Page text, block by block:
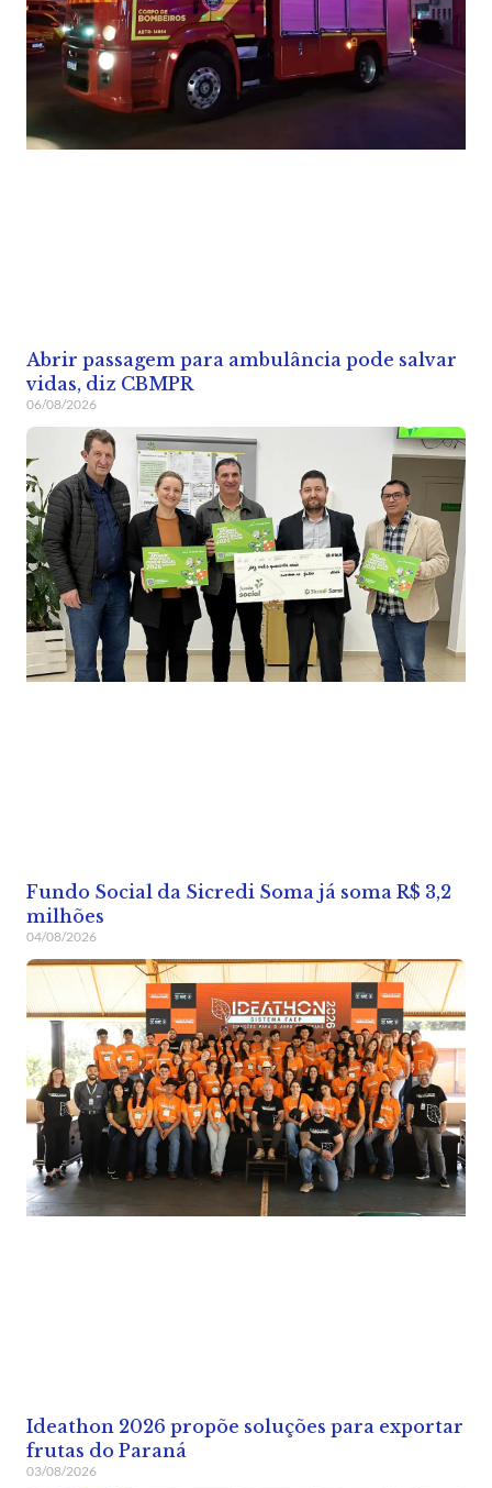
Abrir passagem para ambulância pode salvar
vidas, diz CBMPR
06/08/2026
Fundo Social da Sicredi Soma já soma R$ 3,2
milhões
04/08/2026
Ideathon 2026 propõe soluções para exportar
frutas do Paraná
03/08/2026